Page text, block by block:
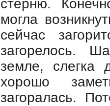
стерню.
могла
сейчас
загорелось.
земле, слегка
хорошо
загоралась.